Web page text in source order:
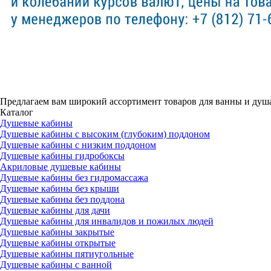
Предлагаем вам широкий ассортимент товаров для ванны и
Каталог
Душевые кабины
Душевые кабины с высоким (глубоким) поддоном
Душевые кабины с низким поддоном
Душевые кабины гидробоксы
Акриловые душевые кабины
Душевые кабины без гидромассажа
Душевые кабины без крыши
Душевые кабины без поддона
Душевые кабины для дачи
Душевые кабины для инвалидов и пожилых людей
Душевые кабины закрытые
Душевые кабины открытые
Душевые кабины пятиугольные
Душевые кабины с ванной